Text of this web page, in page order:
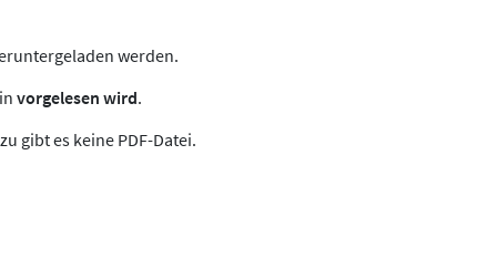
werden.
vorgelesen wird.
gibt es keine PDF-Datei.